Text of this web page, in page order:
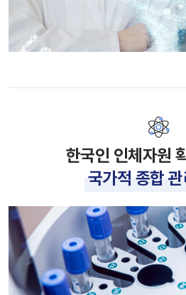
한국인 인체자원
국가적 종합